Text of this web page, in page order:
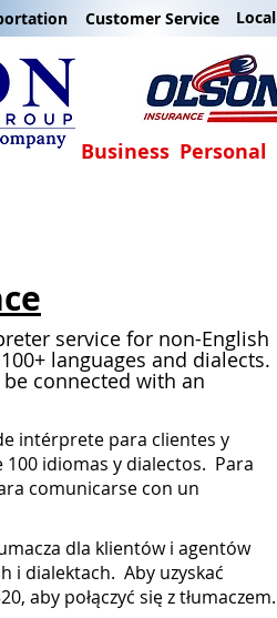
Business Personal
Customer Service
service for non-English
languages and dialects.
connected with an
intérprete para clientes y
idiomas y dialectos. Para
comunicarse con un
dla klientów i agentów
i dialektach. Aby uzyskać
aby połączyć się z tłumaczem.